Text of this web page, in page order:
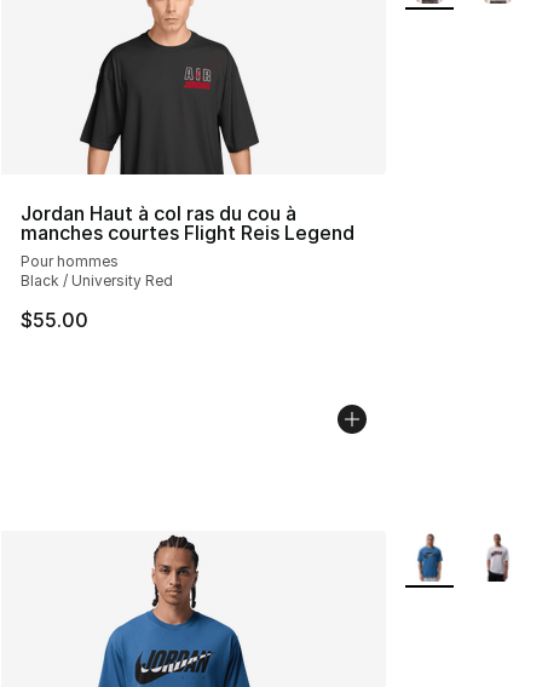
Jordan Haut à col ras du cou à
manches courtes Flight Reis Legend
Pour hommes
Black / University Red
$55.00
Plus de